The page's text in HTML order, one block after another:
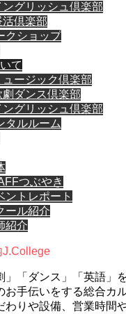
ングリッシュ倶楽部
活倶楽部
クショップ
て
ュージック倶楽部
劇ダンス倶楽部
ングリッシュ倶楽部
タルルーム
つぶやき
ントレポート
ール紹介
紹介
J.College
」「ダンス」「英語」
お手伝いをする総合カ
わりや設備、営業時間